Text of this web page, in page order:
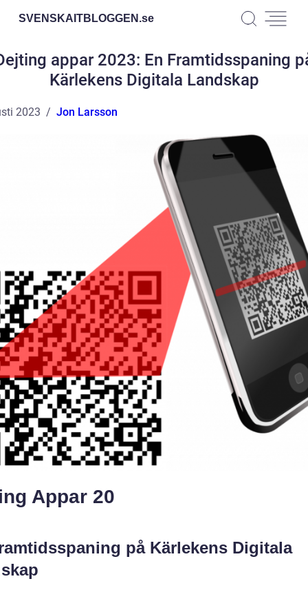
SVENSKAITBLOGGEN.se
appar 2023: En Framtidsspaning
Kärlekens Digitala Landskap
2023 Jon Larsson
Appar 20
på Kärlekens Digitala